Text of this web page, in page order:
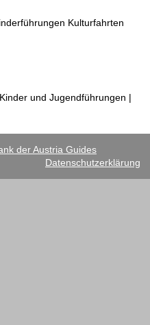
Kulturfahrten
und Jugendführungen |
der Austria Guides
Datenschutzerklärung